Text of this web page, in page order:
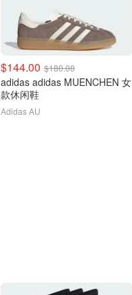
$144.00 $180.00
adidas adidas MUENCHEN 女
款休闲鞋
Adidas AU